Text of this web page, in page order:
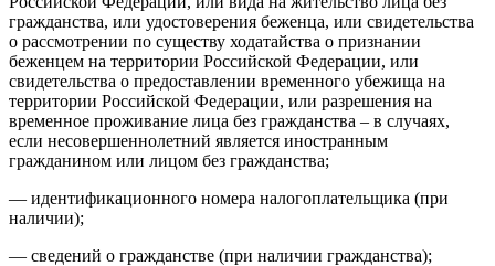
гражданства, или удостоверения беженца, или свидетельства
о рассмотрении по существу ходатайства о признании
беженцем на территории Российской Федерации, или
свидетельства о предоставлении временного убежища на
территории Российской Федерации, или разрешения на
временное проживание лица без гражданства – в случаях,
если несовершеннолетний является иностранным
гражданином или лицом без гражданства;
— идентификационного номера налогоплательщика (при
наличии);
— сведений о гражданстве (при наличии гражданства);